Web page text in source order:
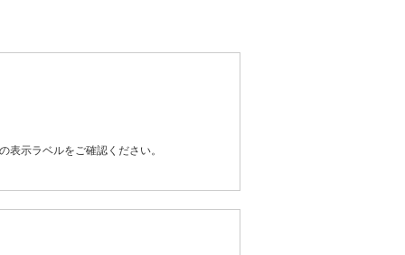
示ラベルをご確認ください。